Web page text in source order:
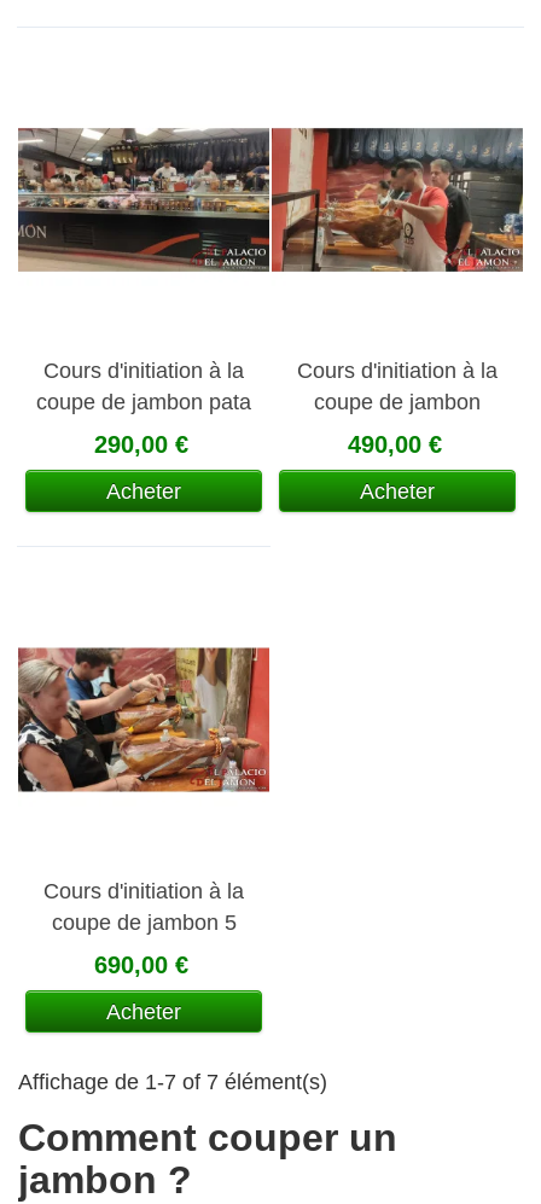
Cours d'initiation à la
coupe de jambon pata
negra
290,00 €
Acheter
Cours d'initiation à la
coupe de jambon
490,00 €
Acheter
Cours d'initiation à la
coupe de jambon 5
Jotas
690,00 €
Acheter
Affichage de 1-7 of 7 élément(s)
Comment couper un
jambon ?